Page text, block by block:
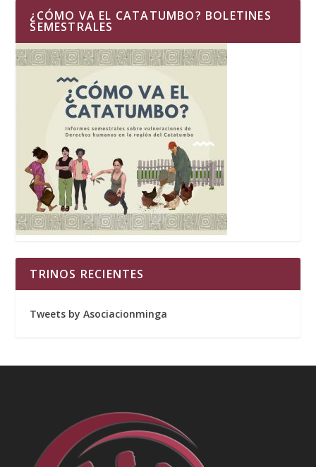
¿CÓMO VA EL CATATUMBO? BOLETINES
SEMESTRALES
TRINOS RECIENTES
Tweets by Asociacionminga